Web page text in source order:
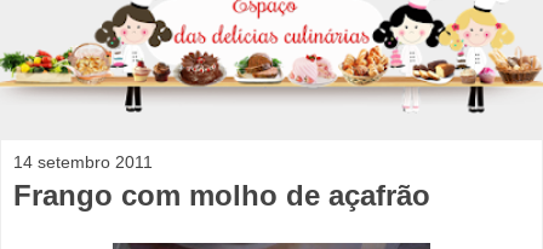
14 setembro 2011
Frango com molho de açafrão